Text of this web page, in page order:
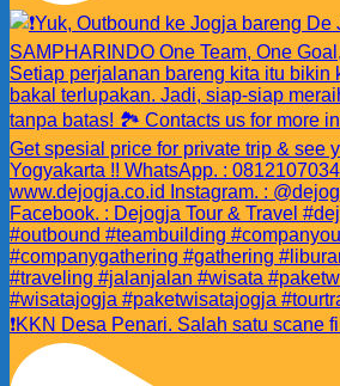
❗️KKN Desa Penari. Salah satu scane